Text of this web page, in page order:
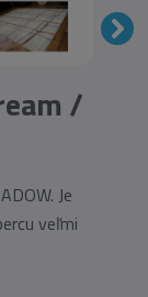
/
Je
veľmi